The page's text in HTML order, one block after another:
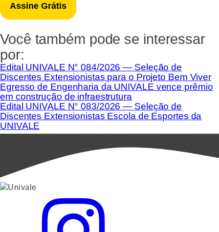
Você também pode se interessar
por:
Edital UNIVALE N° 084/2026 — Seleção de
Discentes Extensionistas para o Projeto Bem Viver
Egresso de Engenharia da UNIVALE vence prêmio
em construção de infraestrutura
Edital UNIVALE N° 083/2026 — Seleção de
Discentes Extensionistas Escola de Esportes da
UNIVALE